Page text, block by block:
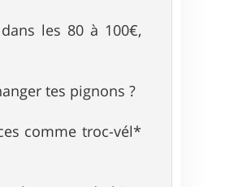
les 80 à 100€,
tes pignons ?
comme troc-vél*